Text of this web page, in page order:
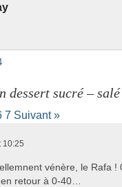
dessert sucré –
7 Suivant »
10:25
vénère, le Rafa !
retour à 0-40…